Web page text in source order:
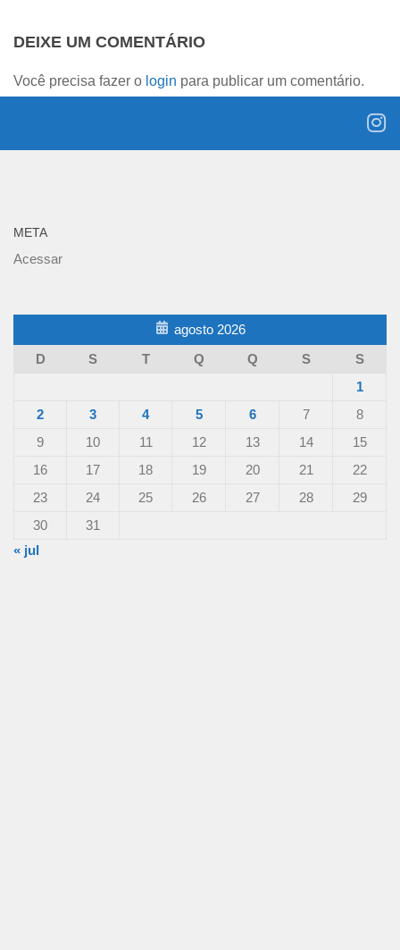
DEIXE UM COMENTÁRIO
Você precisa fazer o login para publicar um comentário.
META
Acessar
agosto 2026
D
S T Q Q S
S
1
2
3 4 5 6 7
8
9
10 11 12 13 14
15
16
17 18 19 20 21
22
23
24 25 26 27 28
29
30
31
« jul